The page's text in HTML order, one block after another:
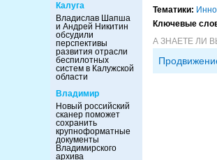
Калуга
Владислав Шапша
и Андрей Никитин
обсудили
перспективы
развития отрасли
беспилотных
систем в Калужской
области
Владимир
Новый российский
сканер поможет
сохранить
крупноформатные
документы
Владимирского
архива
Тематики:
Ключевые
А ЗНАЕТЕ ЛИ